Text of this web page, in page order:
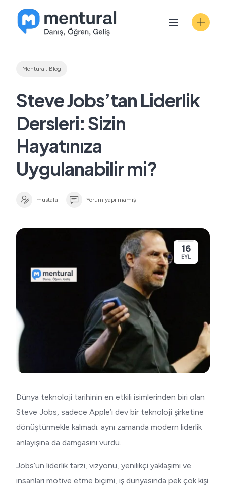
content
Mentural: Blog
Steve Jobs’tan Liderlik
Dersleri: Sizin
Hayatınıza
Uygulanabilir mi?
mustafa Yorum yapılmamış
16
EYL
Dünya teknoloji tarihinin en etkili isimlerinden biri olan
Steve Jobs, sadece Apple’ı dev bir teknoloji şirketine
dönüştürmekle kalmadı; aynı zamanda modern liderlik
anlayışına da damgasını vurdu.
Jobs’un liderlik tarzı, vizyonu, yenilikçi yaklaşımı ve
insanları motive etme biçimi, iş dünyasında pek çok kişi